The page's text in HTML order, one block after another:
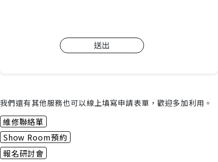
送出
我們還有其他服務也可以線上填寫申請表單，歡迎多加利用。
維修聯絡單
Show Room預約
報名研討會